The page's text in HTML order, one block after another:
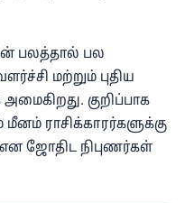
பலத்தால் பல
மற்றும் புதிய
குறிப்பாக
மீனம் ராசிக்காரர்களுக்கு
ஜோதிட நிபுணர்கள்